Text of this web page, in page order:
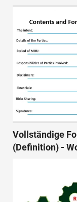
Vollständige
(Definition) -